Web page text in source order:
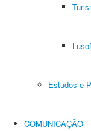
Estudos e
COMUNICAÇÃO